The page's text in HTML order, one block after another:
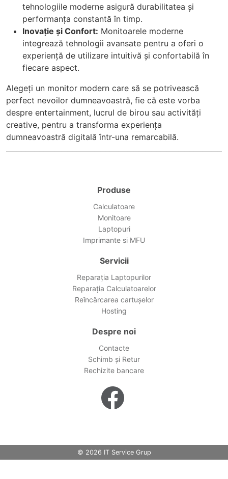
tehnologiile moderne asigură durabilitatea și
performanța constantă în timp.
Inovație și Confort: Monitoarele moderne
integrează tehnologii avansate pentru a oferi o
experiență de utilizare intuitivă și confortabilă în
fiecare aspect.
Alegeți un monitor modern care să se potrivească
perfect nevoilor dumneavoastră, fie că este vorba
despre entertainment, lucrul de birou sau activități
creative, pentru a transforma experiența
dumneavoastră digitală într-una remarcabilă.
Produse
Calculatoare
Monitoare
Laptopuri
Imprimante si MFU
Servicii
Reparația Laptopurilor
Reparația Calculatoarelor
Reîncărcarea cartușelor
Hosting
Despre noi
Contacte
Schimb și Retur
Rechizite bancare
© 2026 IT Service Grup